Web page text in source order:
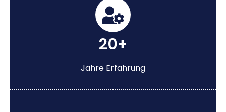
20+
Jahre Erfahrung